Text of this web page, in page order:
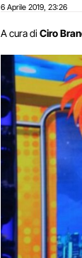
6 Aprile 2019 23:26
A cura di Ciro